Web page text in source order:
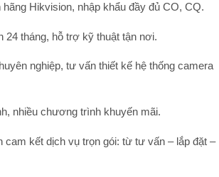
hãng Hikvision, nhập khẩu đầy đủ CO, CQ.
24 tháng, hỗ trợ kỹ thuật tận nơi.
nghiệp, tư vấn thiết kế hệ thống camera
, nhiều chương trình khuyến mãi.
cam kết dịch vụ trọn gói: từ tư vấn – lắp đặt –